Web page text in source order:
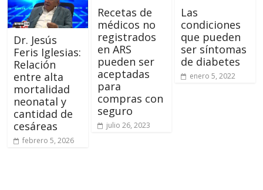
Dr. Jesús
Feris Iglesias:
Relación
entre alta
mortalidad
neonatal y
cantidad de
cesáreas
febrero 5, 2026
Recetas de
médicos no
registrados
en ARS
pueden ser
aceptadas
para
compras con
seguro
julio 26, 2023
Las
condiciones
que pueden
ser síntomas
de diabetes
enero 5, 2022